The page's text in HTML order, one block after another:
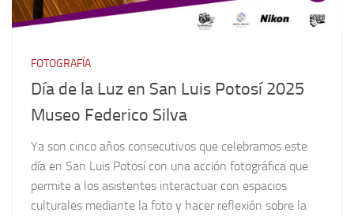
FOTOGRAFÍA
Día de la Luz en San Luis Potosí 2025
Museo Federico Silva
Ya son cinco años consecutivos que celebramos este
día en San Luis Potosí con una acción fotográfica que
permite a los asistentes interactuar con espacios
culturales mediante la foto y hacer reflexión sobre la